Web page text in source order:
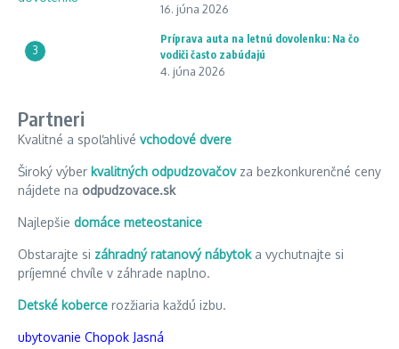
16. júna 2026
3
Príprava auta na letnú dovolenku: Na čo
vodiči často zabúdajú
4. júna 2026
Partneri
Kvalitné a spoľahlivé vchodové dvere
Široký výber kvalitných odpudzovačovza bezkonkurenčné ceny
nájdete na odpudzovace.sk
Najlepšie domáce meteostanice
Obstarajte si záhradný ratanový nábytoka vychutnajte si
príjemné chvíle v záhrade naplno.
Detské koberce rozžiaria každú izbu.
ubytovanie Chopok Jasná